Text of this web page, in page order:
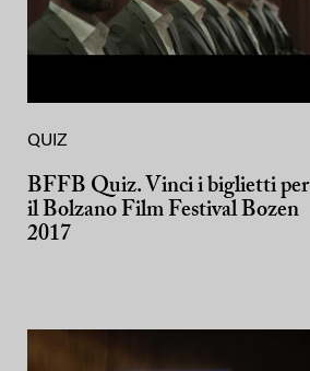
QUIZ
BFFB Quiz. Vinci i biglietti per
il Bolzano Film Festival Bozen
2017